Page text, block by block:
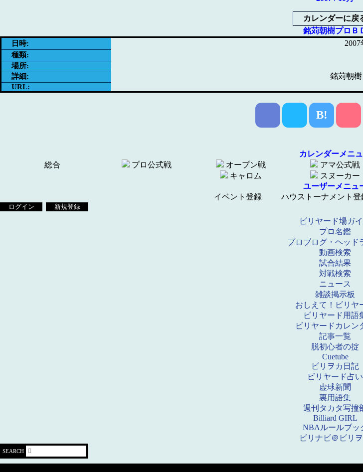
カレンダーに戻
銘苅朝樹プロＢ
日時:
種類:
場所:
詳細:
銘苅朝
URL:
B!
カレンダーメニ
総合
プロ公式戦 オープン戦 アマ公式戦
キャロム
スヌーカー
ユーザーメニュ
イベント登録
ハウストーナメント登
ログイン 新規登録
ビリヤード場ガ
プロ名鑑
プロブログ・ヘッド
動画検索
試合結果
対戦検索
ニュース
雑談掲示板
おしえて！ビリヤ
ビリヤード用語
ビリヤードカレン
記事一覧
脱初心者の掟
Cuetube
ビリヲカ日記
ビリヤード占い
虚球新聞
裏用語集
週刊タカタ写撞
Billiard GIRL
NBAルールブッ
ビリナビ＠ビリ
SEARCH